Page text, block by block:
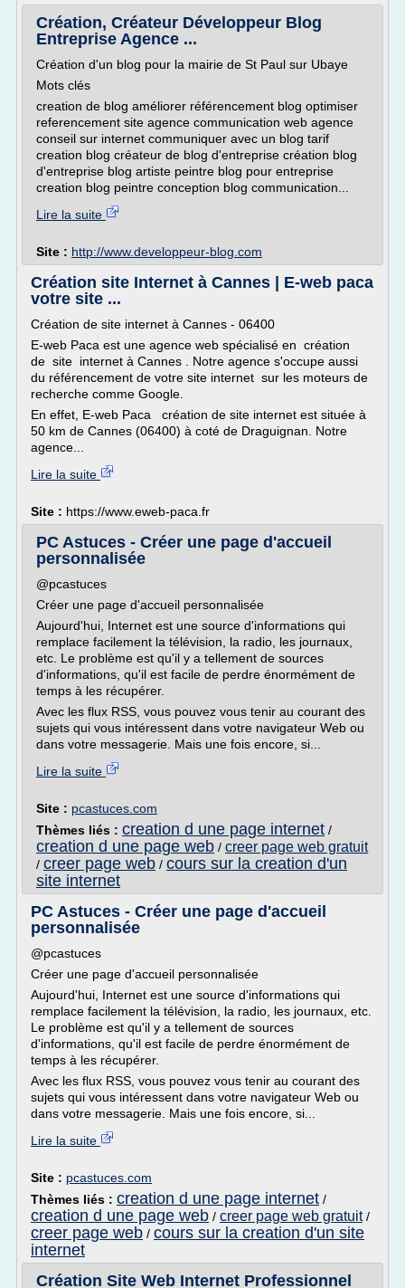
Création, Créateur Développeur Blog
Entreprise Agence ...
Création d'un blog pour la mairie de St Paul sur Ubaye
Mots clés
creation de blog améliorer référencement blog optimiser
referencement site agence communication web agence
conseil sur internet communiquer avec un blog tarif
creation blog créateur de blog d'entreprise création blog
d'entreprise blog artiste peintre blog pour entreprise
creation blog peintre conception blog communication...
Lire la suite
Site : http://www.developpeur-blog.com
Création site Internet à Cannes | E-web paca
votre site ...
Création de site internet à Cannes - 06400
E-web Paca est une agence web spécialisé en création
de site internet à Cannes . Notre agence s'occupe aussi
du référencement de votre site internet sur les moteurs de
recherche comme Google.
En effet, E-web Paca création de site internet est située à
50 km de Cannes (06400) à coté de Draguignan. Notre
agence...
Lire la suite
Site : https://www.eweb-paca.fr
PC Astuces - Créer une page d'accueil
personnalisée
@pcastuces
Créer une page d'accueil personnalisée
Aujourd'hui, Internet est une source d'informations qui
remplace facilement la télévision, la radio, les journaux,
etc. Le problème est qu'il y a tellement de sources
d'informations, qu'il est facile de perdre énormément de
temps à les récupérer.
Avec les flux RSS, vous pouvez vous tenir au courant des
sujets qui vous intéressent dans votre navigateur Web ou
dans votre messagerie. Mais une fois encore, si...
Lire la suite
Site : pcastuces.com
Thèmes liés : creation d une page internet /
creation d une page web / creer page web gratuit
/ creer page web / cours sur la creation d'un
site internet
PC Astuces - Créer une page d'accueil
personnalisée
@pcastuces
Créer une page d'accueil personnalisée
Aujourd'hui, Internet est une source d'informations qui
remplace facilement la télévision, la radio, les journaux, etc.
Le problème est qu'il y a tellement de sources
d'informations, qu'il est facile de perdre énormément de
temps à les récupérer.
Avec les flux RSS, vous pouvez vous tenir au courant des
sujets qui vous intéressent dans votre navigateur Web ou
dans votre messagerie. Mais une fois encore, si...
Lire la suite
Site : pcastuces.com
Thèmes liés : creation d une page internet /
creation d une page web / creer page web gratuit/
creer page web / cours sur la creation d'un site
internet
Création Site Web Internet Professionnel